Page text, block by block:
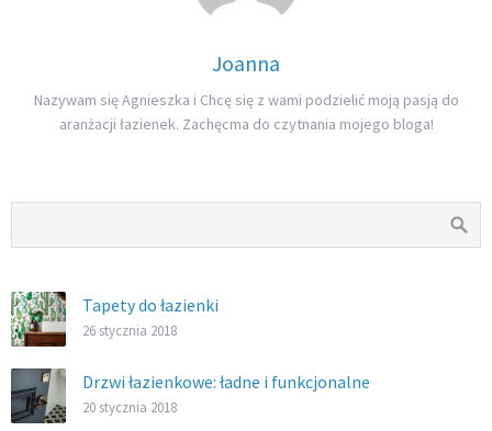
Joanna
Nazywam się Agnieszka i Chcę się z wami podzielić moją pasją do
aranżacji łazienek. Zachęcma do czytnania mojego bloga!
Tapety do łazienki
26 stycznia 2018
Drzwi łazienkowe: ładne i funkcjonalne
20 stycznia 2018